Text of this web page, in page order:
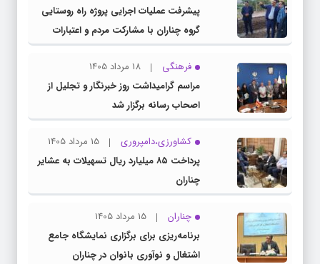
پیشرفت عملیات اجرایی پروژه راه روستایی
گروه چناران با مشارکت مردم و اعتبارات
دولتی
فرهنگی
18 مرداد 1405
مراسم گرامیداشت روز خبرنگار و تجلیل از
اصحاب رسانه برگزار شد
کشاورزی،دامپروری
15 مرداد 1405
پرداخت ۸۵ میلیارد ریال تسهیلات به عشایر
چناران
چناران
15 مرداد 1405
برنامه‌ریزی برای برگزاری نمایشگاه جامع
اشتغال و نوآوری بانوان در چناران